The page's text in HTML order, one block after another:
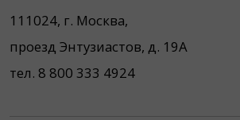
111024, г. Москва,
проезд Энтузиастов, д. 19А
тел. 8 800 333 4924